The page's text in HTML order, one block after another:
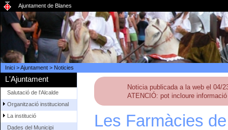
Ajuntament de Blanes
Inici>Ajuntament> Noticies
L'Ajuntament
Salutació de l'Alcalde
Organització institucional
La institució
Dades del Municipi
Noticia publicada a la web el 04/
ATENCIÓ: pot incloure
Les Farmàcies